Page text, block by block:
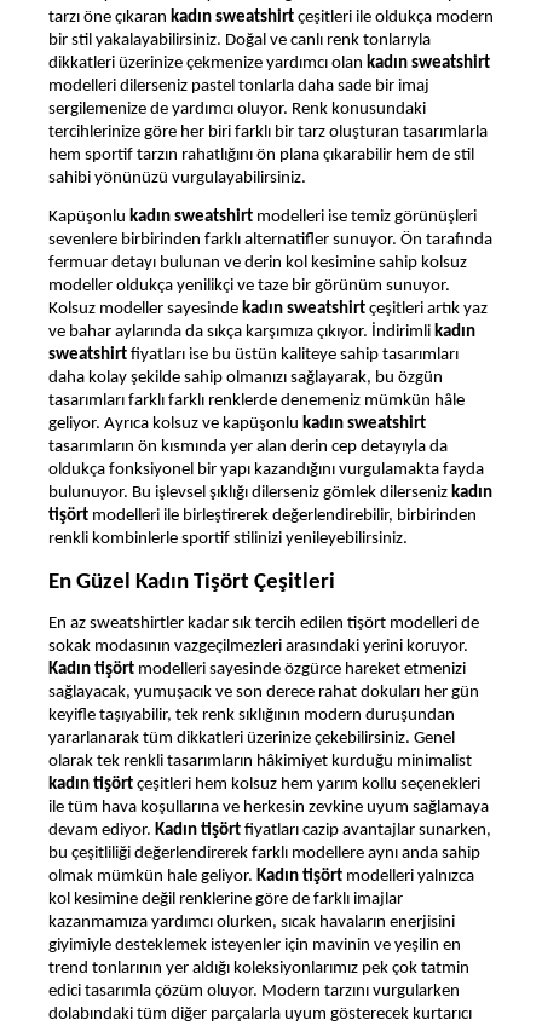
tarzı öne çıkaran kadın sweatshirt çeşitleri ile oldukça modern
bir stil yakalayabilirsiniz. Doğal ve canlı renk tonlarıyla
dikkatleri üzerinize çekmenize yardımcı olan kadın sweatshirt
modelleri dilerseniz pastel tonlarla daha sade bir imaj
sergilemenize de yardımcı oluyor. Renk konusundaki
tercihlerinize göre her biri farklı bir tarz oluşturan tasarımlarla
hem sportif tarzın rahatlığını ön plana çıkarabilir hem de stil
sahibi yönünüzü vurgulayabilirsiniz.
Kapüşonlu kadın sweatshirt modelleri ise temiz görünüşleri
sevenlere birbirinden farklı alternatifler sunuyor. Ön tarafında
fermuar detayı bulunan ve derin kol kesimine sahip kolsuz
modeller oldukça yenilikçi ve taze bir görünüm sunuyor.
Kolsuz modeller sayesinde kadın sweatshirt çeşitleri artık yaz
ve bahar aylarında da sıkça karşımıza çıkıyor. İndirimli kadın
sweatshirt fiyatları ise bu üstün kaliteye sahip tasarımları
daha kolay şekilde sahip olmanızı sağlayarak, bu özgün
tasarımları farklı farklı renklerde denemeniz mümkün hâle
geliyor. Ayrıca kolsuz ve kapüşonlu kadın sweatshirt
tasarımların ön kısmında yer alan derin cep detayıyla da
oldukça fonksiyonel bir yapı kazandığını vurgulamakta fayda
bulunuyor. Bu işlevsel şıklığı dilerseniz gömlek dilerseniz kadın
tişört modelleri ile birleştirerek değerlendirebilir, birbirinden
renkli kombinlerle sportif stilinizi yenileyebilirsiniz.
En Güzel Kadın Tişört Çeşitleri
En az sweatshirtler kadar sık tercih edilen tişört modelleri de
sokak modasının vazgeçilmezleri arasındaki yerini koruyor.
Kadın tişört modelleri sayesinde özgürce hareket etmenizi
sağlayacak, yumuşacık ve son derece rahat dokuları her gün
keyifle taşıyabilir, tek renk sıklığının modern duruşundan
yararlanarak tüm dikkatleri üzerinize çekebilirsiniz. Genel
olarak tek renkli tasarımların hâkimiyet kurduğu minimalist
kadın tişört çeşitleri hem kolsuz hem yarım kollu seçenekleri
ile tüm hava koşullarına ve herkesin zevkine uyum sağlamaya
devam ediyor. Kadın tişört fiyatları cazip avantajlar sunarken,
bu çeşitliliği değerlendirerek farklı modellere aynı anda sahip
olmak mümkün hale geliyor. Kadın tişört modelleri yalnızca
kol kesimine değil renklerine göre de farklı imajlar
kazanmamıza yardımcı olurken, sıcak havaların enerjisini
giyimiyle desteklemek isteyenler için mavinin ve yeşilin en
trend tonlarının yer aldığı koleksiyonlarımız pek çok tatmin
edici tasarımla çözüm oluyor. Modern tarzını vurgularken
dolabındaki tüm diğer parçalarla uyum gösterecek kurtarıcı